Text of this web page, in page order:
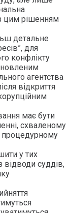
з цим рішенням
детальне
для
конфлікту
агентства
відкриття
має бути
схваленому
у тих
відводи суддів,